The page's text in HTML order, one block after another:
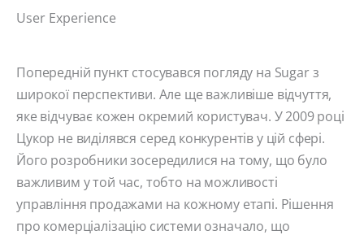
User Experience
Попередній пункт стосувався погляду на Sugar з
широкої перспективи. Але ще важливіше відчуття,
яке відчуває кожен окремий користувач. У 2009 році
Цукор не виділявся серед конкурентів у цій сфері.
Його розробники зосередилися на тому, що було
важливим у той час, тобто на можливості
управління продажами на кожному етапі. Рішення
про комерціалізацію системи означало, що